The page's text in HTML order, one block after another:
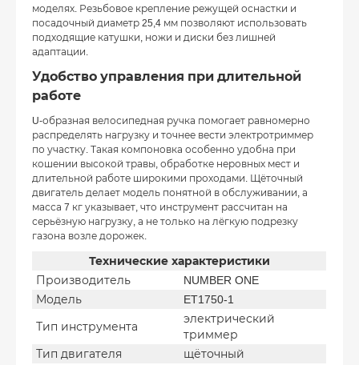
моделях. Резьбовое крепление режущей оснастки и
посадочный диаметр 25,4 мм позволяют использовать
подходящие катушки, ножи и диски без лишней
адаптации.
Удобство управления при длительной
работе
U-образная велосипедная ручка помогает равномерно
распределять нагрузку и точнее вести электротриммер
по участку. Такая компоновка особенно удобна при
кошении высокой травы, обработке неровных мест и
длительной работе широкими проходами. Щёточный
двигатель делает модель понятной в обслуживании, а
масса 7 кг указывает, что инструмент рассчитан на
серьёзную нагрузку, а не только на лёгкую подрезку
газона возле дорожек.
Технические характеристики
Производитель
NUMBER ONE
Модель
ET1750-1
Тип инструмента
электрический
триммер
Тип двигателя
щёточный